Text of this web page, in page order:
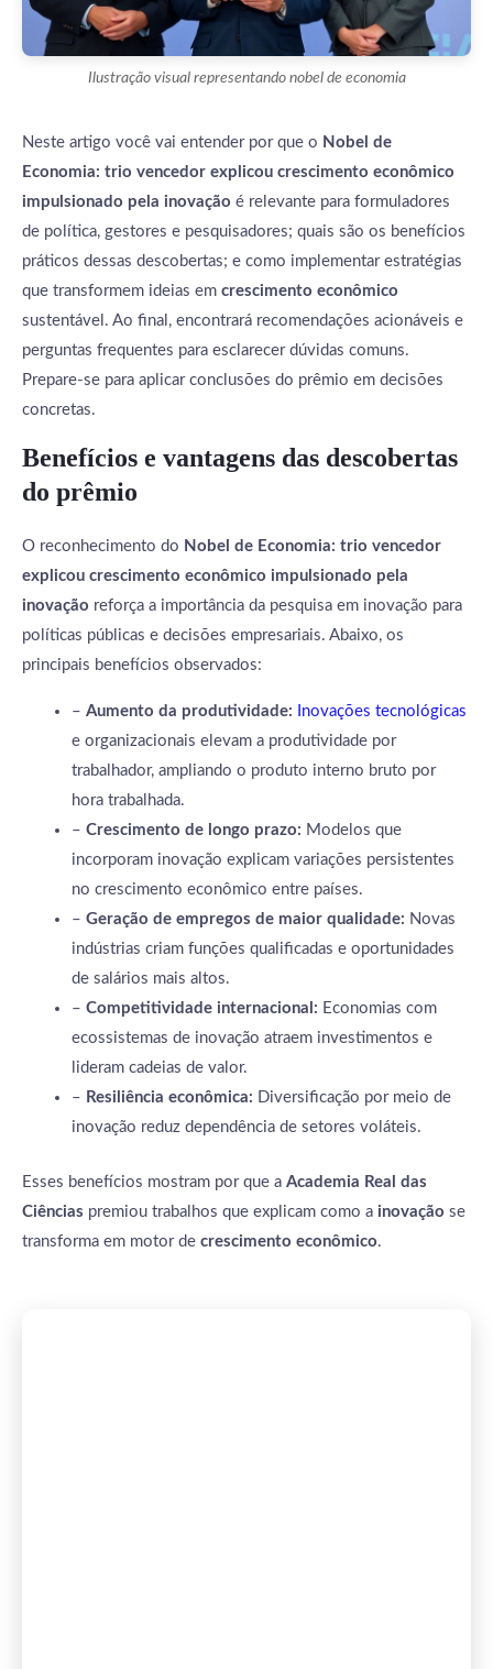
Ilustração visual representando nobel de economia
Neste artigo você vai entender por que o Nobel de
Economia: trio vencedor explicou crescimento econômico
impulsionado pela inovação é relevante para formuladores
de política, gestores e pesquisadores; quais são os benefícios
práticos dessas descobertas; e como implementar estratégias
que transformem ideias em crescimento econômico
sustentável. Ao final, encontrará recomendações acionáveis e
perguntas frequentes para esclarecer dúvidas comuns.
Prepare-se para aplicar conclusões do prêmio em decisões
concretas.
Benefícios e vantagens das descobertas
do prêmio
O reconhecimento do Nobel de Economia: trio vencedor
explicou crescimento econômico impulsionado pela
inovação reforça a importância da pesquisa em inovação para
políticas públicas e decisões empresariais. Abaixo, os
principais benefícios observados:
– Aumento da produtividade:
Inovações tecnológicas
e organizacionais elevam a produtividade por
trabalhador, ampliando o produto interno bruto por
hora trabalhada.
– Crescimento de longo prazo: Modelos que
incorporam inovação explicam variações persistentes
no crescimento econômico entre países.
– Geração de empregos de maior qualidade: Novas
indústrias criam funções qualificadas e oportunidades
de salários mais altos.
– Competitividade internacional: Economias com
ecossistemas de inovação atraem investimentos e
lideram cadeias de valor.
– Resiliência econômica: Diversificação por meio de
inovação reduz dependência de setores voláteis.
Esses benefícios mostram por que a Academia Real das
Ciências premiou trabalhos que explicam como a inovação se
transforma em motor de crescimento econômico.